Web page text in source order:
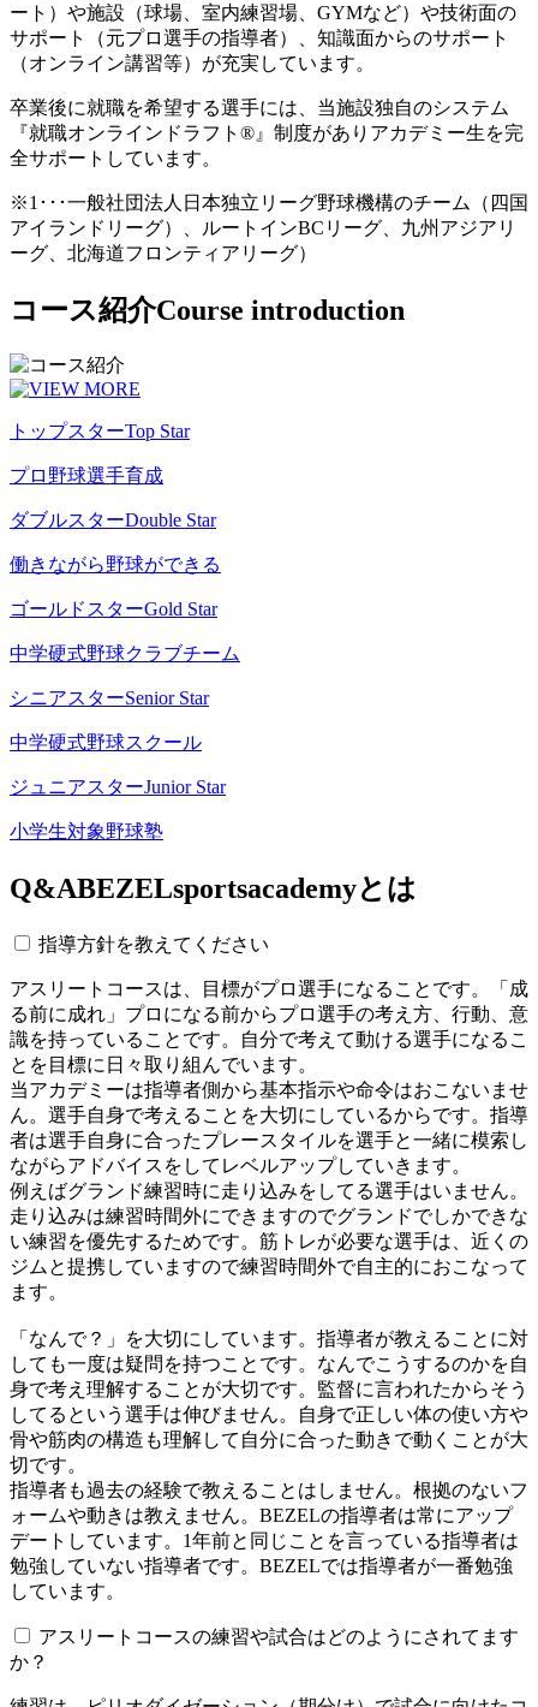
ート）や施設（球場、室内練習場、GYMなど）や技術面の
サポート（元プロ選手の指導者）、知識面からのサポート
（オンライン講習等）が充実しています。
卒業後に就職を希望する選手には、当施設独自のシステム
『就職オンラインドラフト®』制度がありアカデミー生を完
全サポートしています。
※1･･･一般社団法人日本独立リーグ野球機構のチーム（四国
アイランドリーグ）、ルートインBCリーグ、九州アジアリ
ーグ、北海道フロンティアリーグ）
コース紹介Course introduction
トップスターTop Star
プロ野球選手育成
ダブルスターDouble Star
働きながら野球ができる
ゴールドスターGold Star
中学硬式野球クラブチーム
シニアスターSenior Star
中学硬式野球スクール
ジュニアスターJunior Star
小学生対象野球塾
Q&ABEZELsportsacademyとは
指導方針を教えてください
アスリートコースは、目標がプロ選手になることです。「成
る前に成れ」プロになる前からプロ選手の考え方、行動、意
識を持っていることです。自分で考えて動ける選手になるこ
とを目標に日々取り組んでいます。
当アカデミーは指導者側から基本指示や命令はおこないませ
ん。選手自身で考えることを大切にしているからです。指導
者は選手自身に合ったプレースタイルを選手と一緒に模索し
ながらアドバイスをしてレベルアップしていきます。
例えばグランド練習時に走り込みをしてる選手はいません。
走り込みは練習時間外にできますのでグランドでしかできな
い練習を優先するためです。筋トレが必要な選手は、近くの
ジムと提携していますので練習時間外で自主的におこなって
ます。
「なんで？」を大切にしています。指導者が教えることに対
しても一度は疑問を持つことです。なんでこうするのかを自
身で考え理解することが大切です。監督に言われたからそう
してるという選手は伸びません。自身で正しい体の使い方や
骨や筋肉の構造も理解して自分に合った動きで動くことが大
切です。
指導者も過去の経験で教えることはしません。根拠のないフ
ォームや動きは教えません。BEZELの指導者は常にアップ
デートしています。1年前と同じことを言っている指導者は
勉強していない指導者です。BEZELでは指導者が一番勉強
しています。
アスリートコースの練習や試合はどのようにされてます
か？